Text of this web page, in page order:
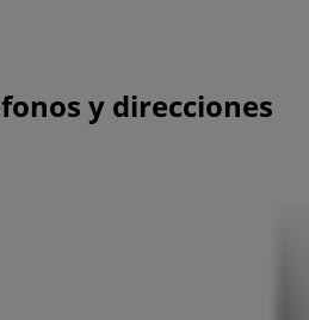
y direcciones